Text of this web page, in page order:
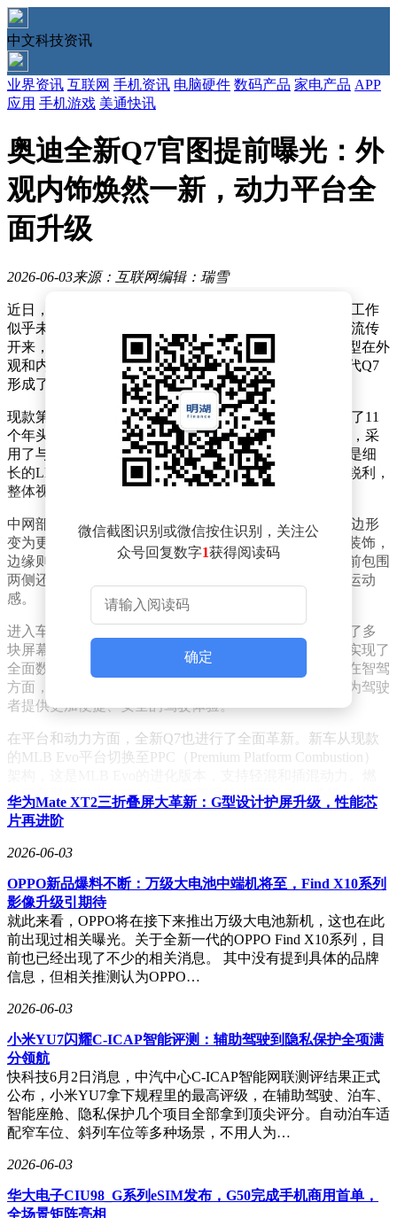
中文科技资讯
业界资讯 互联网 手机资讯 电脑硬件 数码产品 家电产品 APP
应用 手机游戏 美通快讯
奥迪全新Q7官图提前曝光：外
观内饰焕然一新，动力平台全
面升级
2026-06-03来源：互联网编辑：瑞雪
近日，奥迪官方正式宣布第三代Q7即将登场，然而保密工作
似乎未能完全到位，全新Q7的官方图片已提前在网络上流传
开来，其外观与内饰设计细节被全面曝光。这款换代车型在外
观和内饰风格上均进行了大刀阔斧的改革，与现款第二代Q7
形成了鲜明对比。
现款第二代Q7自2015年上市以来，已经陪伴消费者走过了11
个年头。此次换代，全新Q7在前脸设计上尤为引人注目，采
用了与Q6 e-tron和全新Q5相似的分体式大灯布局。上方是细
长的LED日间行车灯，下方则是主照明灯组，灯角设计锐利，
整体视觉效果极具冲击力，远超现款车型。
中网部分，全新Q7也进行了显著调整，由现款的宽扁八边形
变为更为扁平的六边形格栅，内部采用波浪式镂空饰条装饰，
边缘则以枪灰色饰条勾勒，几乎占据了整个前脸区域。前包围
两侧还新增了独立的导流槽区域，进一步提升了车辆的运动
感。
进入车内，全新Q7的内饰布局深受Q6 e-tron影响，采用了多
块屏幕组合的曲面智能座舱设计。仪表盘和中控区域均实现了
全面数字化，车机系统和互联生态也进行了大幅升级。在智驾
方面，新车预计将搭载奥迪新一代高阶辅助驾驶功能，为驾驶
者提供更加便捷、安全的驾驶体验。
在平台和动力方面，全新Q7也进行了全面革新。新车从现款
的MLB Evo平台切换至PPC（Premium Platform Combustion）
油版车型将提供3.0T V6和4.0T双涡轮V8两种动力选择，并首
次引入V6插电混动版本，将双涡轮增压发动机与电机和锂电
池组完美配对。同时，与全新Q5相同的MHEV Plus 48V轻混
系统也将搭载在新车上，为后续电气化转型奠定基础。当然，
奥迪还确认全新Q9将在今年下半年完成全球首秀，其定位将
在Q7之上。届时，Q7与Q9将同堂销售，共同覆盖中大型到大
型SUV市场，满足不同消费者的需求。自2005年第一代Q7问
世以来，Q7系列累计销量已超百万台，第三代车型能否延续
往日的辉煌，无疑将成为奥迪今年的一大看点。
微信截图识别或微信按住识别，关注公
众号回复数字1获得阅读码
确定
华为Mate XT2三折叠屏大革新：G型设计护屏升级，性能芯
片再进阶
2026-06-03
OPPO新品爆料不断：万级大电池中端机将至，Find X10系列
影像升级引期待
就此来看，OPPO将在接下来推出万级大电池新机，这也在此
前出现过相关曝光。关于全新一代的OPPO Find X10系列，目
前也已经出现了不少的相关消息。 其中没有提到具体的品牌
信息，但相关推测认为OPPO…
2026-06-03
小米YU7闪耀C-ICAP智能评测：辅助驾驶到隐私保护全项满
分领航
快科技6月2日消息，中汽中心C-ICAP智能网联测评结果正式
公布，小米YU7拿下规程里的最高评级，在辅助驾驶、泊车、
智能座舱、隐私保护几个项目全部拿到顶尖评分。自动泊车适
配窄车位、斜列车位等多种场景，不用人为…
2026-06-03
华大电子CIU98_G系列eSIM发布，G50完成手机商用首单，
全场景矩阵亮相